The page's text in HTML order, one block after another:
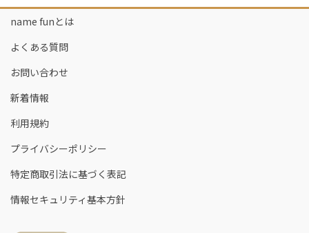
name funとは
よくある質問
お問い合わせ
新着情報
利用規約
プライバシーポリシー
特定商取引法に基づく表記
情報セキュリティ基本方針